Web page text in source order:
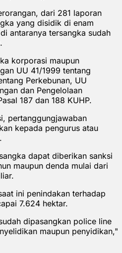
dari 281 laporan
yang disidik di enam
antaranya tersangka sudah
korporasi maupun
UU 41/1999 tentang
Perkebunan, UU
dan Pengelolaan
187 dan 188 KUHP.
pertanggungjawaban
kepada pengurus atau
dapat diberikan sanksi
maupun denda mulai dari
ini penindakan terhadap
7.624 hektar.
dipasangkan police line
maupun penyidikan,"